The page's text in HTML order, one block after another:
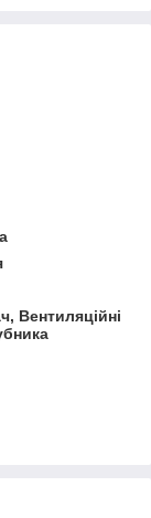
Вентиляційні